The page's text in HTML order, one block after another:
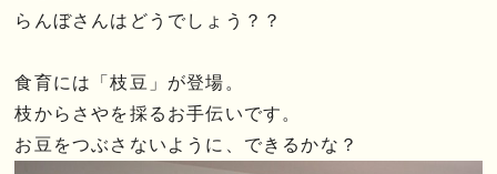
らんぼさんはどうでしょう？？
食育には「枝豆」が登場。
枝からさやを採るお手伝いです。
お豆をつぶさないように、できるかな？